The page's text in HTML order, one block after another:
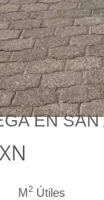
EN
M2Útiles